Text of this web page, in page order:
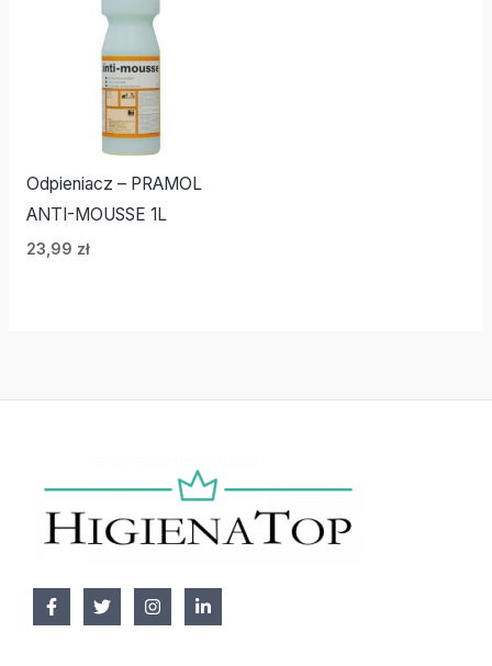
Odpieniacz – PRAMOL
ANTI-MOUSSE 1L
23,99 zł